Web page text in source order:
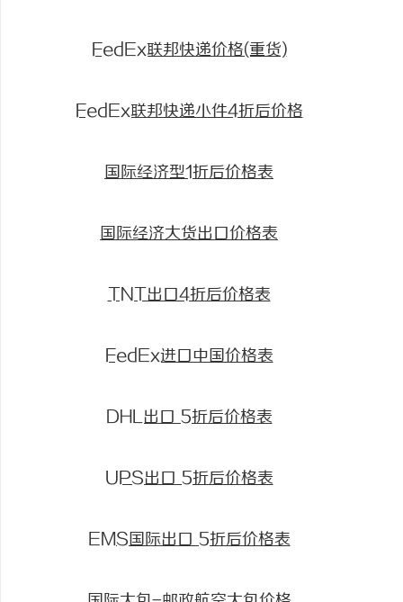
FedEx联邦快递价格(重货)
FedEx联邦快递小件4折后价格
国际经济型1折后价格表
国际经济大货出口价格表
TNT出口4折后价格表
FedEx进口中国价格表
DHL出口 5折后价格表
UPS出口 5折后价格表
EMS国际出口 5折后价格表